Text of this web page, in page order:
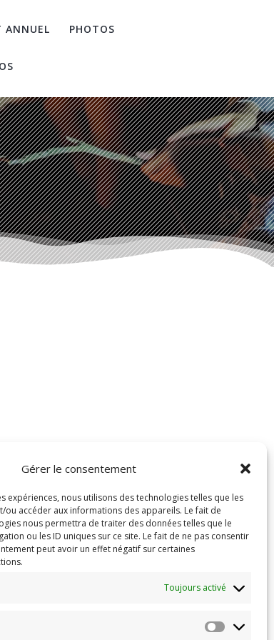
Gérer le consentement
expériences, nous utilisons des technologies telles que les
ou accéder aux informations des appareils. Le fait de
nous permettra de traiter des données telles que le
ou les ID uniques sur ce site. Le fait de ne pas consentir
peut avoir un effet négatif sur certaines
Toujours activé
ANNUEL PHOTOS